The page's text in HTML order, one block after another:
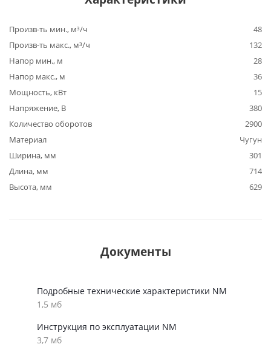
Произв-ть мин., м³/ч
48
Произв-ть макс., м³/ч
132
Напор мин., м
28
Напор макс., м
36
Мощность, кВт
15
Напряжение, В
380
Количество оборотов
2900
Материал
Чугун
Ширина, мм
301
Длина, мм
714
Высота, мм
629
Документы
Подробные технические характеристики NM
1,5 мб
Инструкция по эксплуатации NM
3,7 мб